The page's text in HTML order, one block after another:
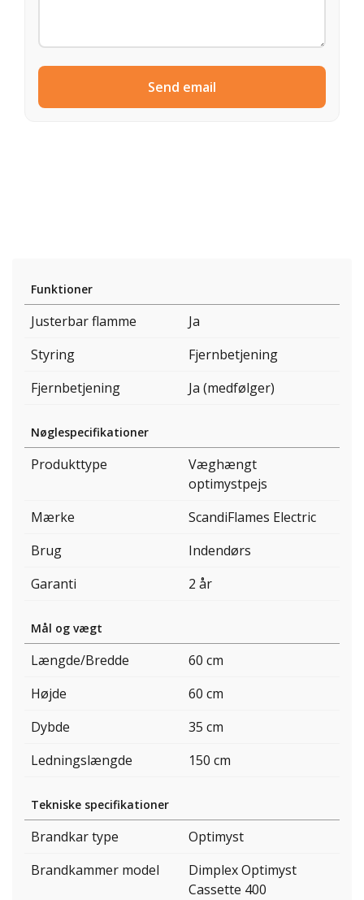
Send email
Funktioner
Justerbar flamme
Ja
Styring
Fjernbetjening
Fjernbetjening
Ja (medfølger)
Nøglespecifikationer
Produkttype
Væghængt
optimystpejs
Mærke
ScandiFlames Electric
Brug
Indendørs
Garanti
2 år
Mål og vægt
Længde/Bredde
60 cm
Højde
60 cm
Dybde
35 cm
Ledningslængde
150 cm
Tekniske specifikationer
Brandkar type
Optimyst
Brandkammer model
Dimplex Optimyst
Cassette 400